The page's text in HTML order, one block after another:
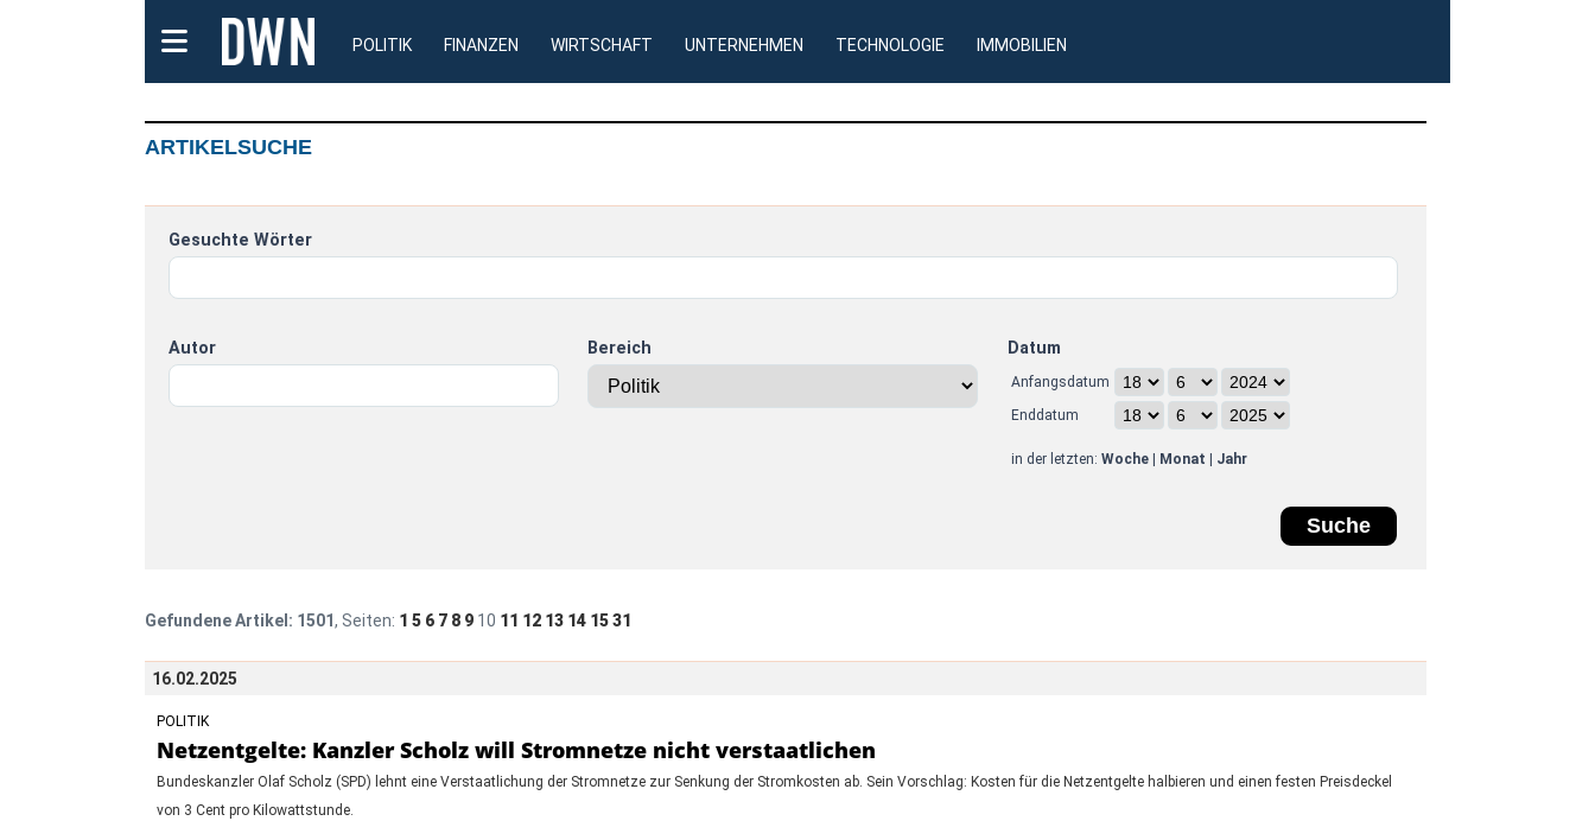
POLITIK FINANZEN WIRTSCHAFT UNTERNEHMEN TECHNOLOGIE IMMOBILIEN
ARTIKELSUCHE
Gesuchte Wörter
Autor Bereich Datum
Anfangsdatum
Enddatum
in der letzten: Woche| Monat Jahr
Gefundene Artikel: 1501, Seiten: 1 5 6 7 8 9 10 11 12 13 14 1531
16.02.2025
POLITIK
Netzentgelte: Kanzler Scholz will Stromnetze nicht verstaatlichen
Bundeskanzler Olaf Scholz (SPD) lehnt eine Verstaatlichung der Stromnetze zur Senkung der Stromkosten ab. Sein Vorschlag: Kosten für die Netzentgelte halbieren und einen festen Preisdeckel
von 3 Cent pro Kilowattstunde.